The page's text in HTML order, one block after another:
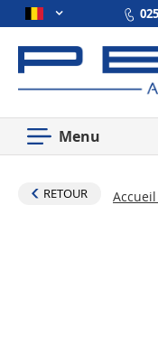
Menu
RETOUR Accueil